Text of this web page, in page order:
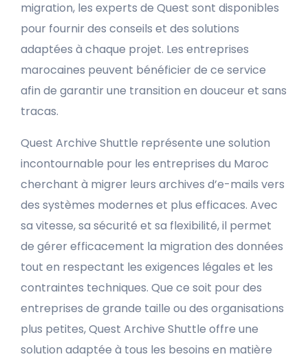
migration, les experts de Quest sont disponibles
pour fournir des conseils et des solutions
adaptées à chaque projet. Les entreprises
marocaines peuvent bénéficier de ce service
afin de garantir une transition en douceur et sans
tracas.
Quest Archive Shuttle représente une solution
incontournable pour les entreprises du Maroc
cherchant à migrer leurs archives d’e-mails vers
des systèmes modernes et plus efficaces. Avec
sa vitesse, sa sécurité et sa flexibilité, il permet
de gérer efficacement la migration des données
tout en respectant les exigences légales et les
contraintes techniques. Que ce soit pour des
entreprises de grande taille ou des organisations
plus petites, Quest Archive Shuttle offre une
solution adaptée à tous les besoins en matière